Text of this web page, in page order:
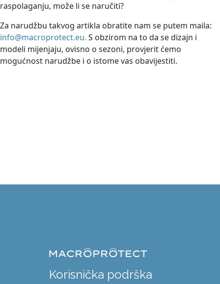
raspolaganju, može li se naručiti?
Za narudžbu takvog artikla obratite nam se putem maila:
info@macroprotect.eu. S obzirom na to da se dizajn i
modeli mijenjaju, ovisno o sezoni, provjerit ćemo
mogućnost narudžbe i o istome vas obavijestiti.
Korisnička podrška